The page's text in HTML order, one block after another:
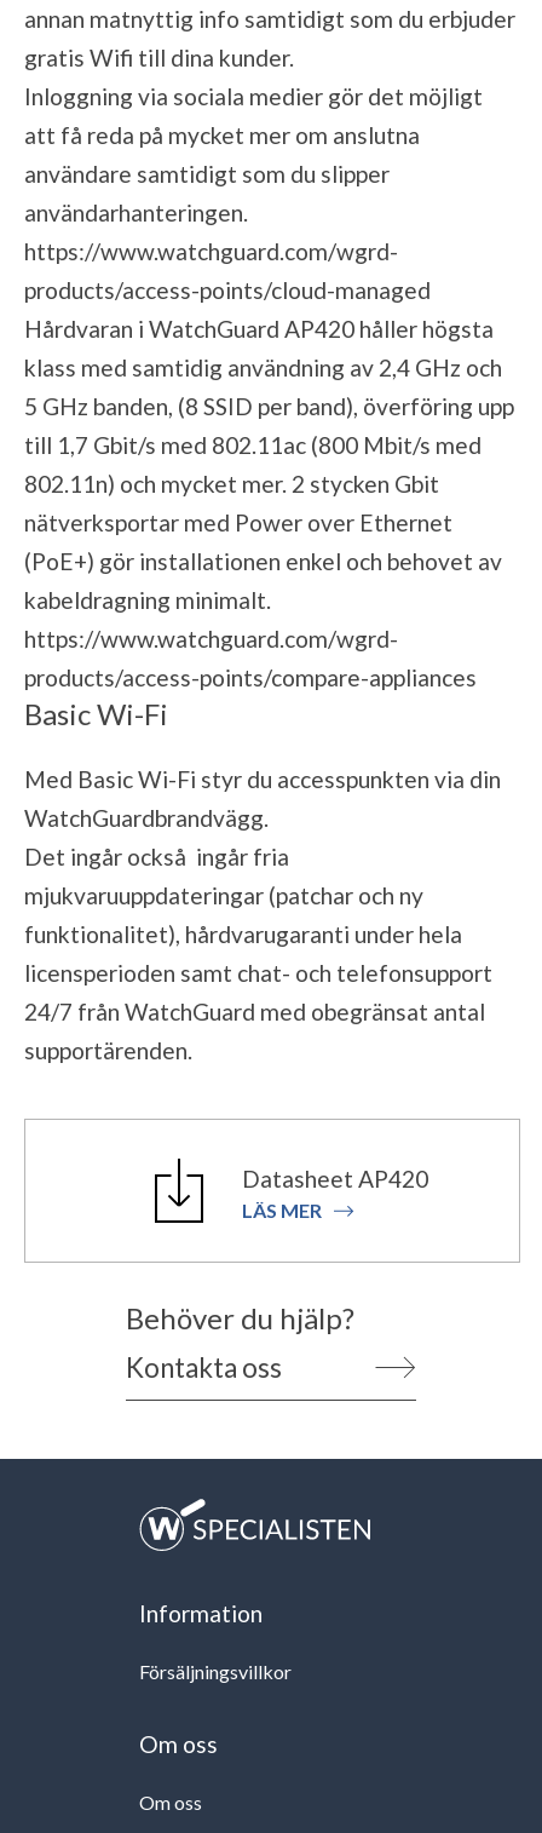
annan matnyttig info samtidigt som du erbjuder
gratis Wifi till dina kunder.
Inloggning via sociala medier gör det möjligt
att få reda på mycket mer om anslutna
användare samtidigt som du slipper
användarhanteringen.
https://www.watchguard.com/wgrd-
products/access-points/cloud-managed
Hårdvaran i WatchGuard AP420 håller högsta
klass med samtidig användning av 2,4 GHz och
5 GHz banden, (8 SSID per band), överföring upp
till 1,7 Gbit/s med 802.11ac (800 Mbit/s med
802.11n) och mycket mer. 2 stycken Gbit
nätverksportar med Power over Ethernet
(PoE+) gör installationen enkel och behovet av
kabeldragning minimalt.
https://www.watchguard.com/wgrd-
products/access-points/compare-appliances
Basic Wi-Fi
Med Basic Wi-Fi styr du accesspunkten via din
WatchGuardbrandvägg.
Det ingår också ingår fria
mjukvaruuppdateringar (patchar och ny
funktionalitet), hårdvarugaranti under hela
licensperioden samt chat- och telefonsupport
24/7 från WatchGuard med obegränsat antal
supportärenden.
Datasheet AP420
LÄS MER
Behöver du hjälp?
Kontakta oss
Information
Försäljningsvillkor
Om oss
Om oss